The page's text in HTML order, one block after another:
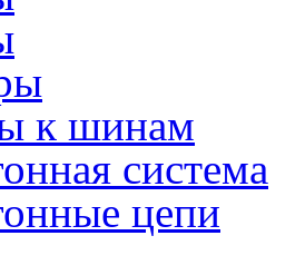
к шинам
система
цепи